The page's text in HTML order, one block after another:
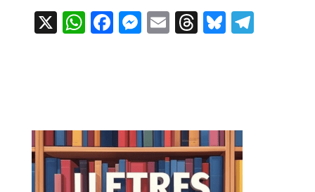
X WhatsApp
Facebook
Messenger
EmailThreads
Bluesky